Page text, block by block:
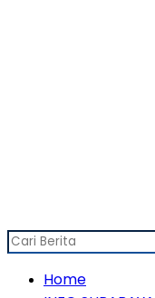
Home